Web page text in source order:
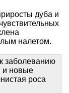
дуба и
налетом.
заболеванию
и новые
роса